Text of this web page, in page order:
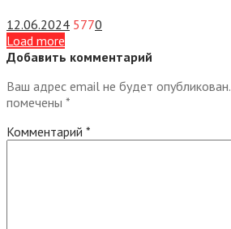
12.06.2024 5770
Load more
Добавить комментарий
Ваш адрес email не будет опубликован.
помечены *
Комментарий *